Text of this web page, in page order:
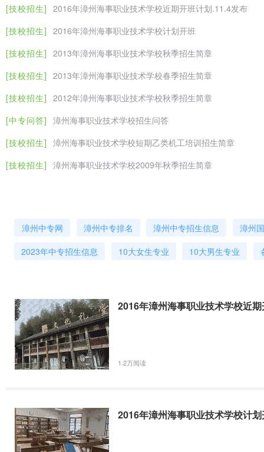
[技校招生] 2016年漳州海事职业技术学校近期开班计划.11.4发布
[技校招生] 2016年漳州海事职业技术学校计划开班
[技校招生] 2013年漳州海事职业技术学校秋季招生简章
[技校招生] 2013年漳州海事职业技术学校春季招生简章
[技校招生] 2012年漳州海事职业技术学校秋季招生简章
[中专问答] 漳州海事职业技术学校招生问答
[技校招生] 漳州海事职业技术学校短期乙类机工培训招生简章
[技校招生] 漳州海事职业技术学校2009年秋季招生简章
漳州中专网 漳州中专排名 漳州中专招生信息 漳州
2023年中专招生信息 10大女生专业 10大男生专业
2016年漳州海事职业技术学校近
1.2万阅读
2016年漳州海事职业技术学校计